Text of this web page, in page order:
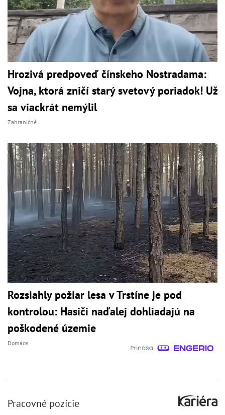
Hrozivá predpoveď čínskeho Nostradama:
Vojna, ktorá zničí starý svetový poriadok! Už
sa viackrát nemýlil
Zahraničné
Rozsiahly požiar lesa v Trstíne je pod
kontrolou: Hasiči naďalej dohliadajú na
poškodené územie
Domáce
Pracovné pozície